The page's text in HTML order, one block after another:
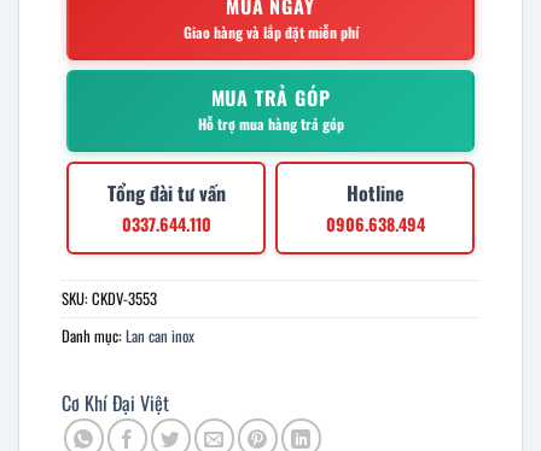
MUA NGAY
Giao hàng và lắp đặt miễn phí
MUA TRẢ GÓP
Hỗ trợ mua hàng trả góp
Tổng đài tư vấn
0337.644.110
Hotline
0906.638.494
SKU:CKDV-3553
Danh mục:Lan can inox
Cơ Khí Đại Việt